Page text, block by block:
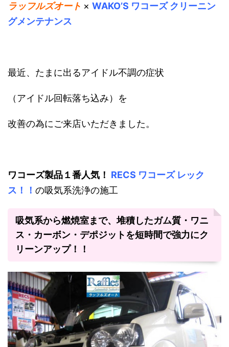
ラッフルズオート × WAKO’S ワコーズ クリーニン
グメンテナンス
最近、たまに出るアイドル不調の症状
（アイドル回転落ち込み）を
改善の為にご来店いただきました。
ワコーズ製品１番人気！ RECS ワコーズ レック
ス！！ の吸気系洗浄の施工
吸気系から燃焼室まで、堆積したガム質・ワニ
ス・カーボン・デポジットを短時間で強力にク
リーンアップ！！